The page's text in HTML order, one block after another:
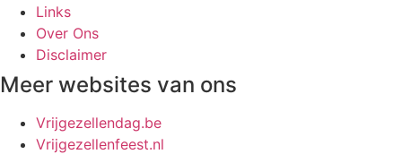
Links
Over Ons
Disclaimer
Meer websites van ons
Vrijgezellendag.be
Vrijgezellenfeest.nl